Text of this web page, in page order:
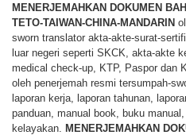
MENERJEMAHKAN DOKUMEN
TETO-TAIWAN-CHINA-MANDARIN
sworn translator akta-akte-surat-
luar negeri seperti SKCK, akta-akte
medical check-up, KTP, Paspor dan
oleh penerjemah resmi tersumpah-
laporan kerja, laporan tahunan,
panduan, manual book, buku
kelayakan. MENERJEMAHKAN